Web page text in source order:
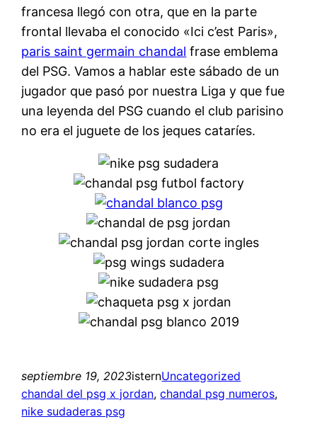
francesa llegó con otra, que en la parte
frontal llevaba el conocido «Ici c’est Paris»,
paris saint germain chandal frase emblema
del PSG. Vamos a hablar este sábado de un
jugador que pasó por nuestra Liga y que fue
una leyenda del PSG cuando el club parisino
no era el juguete de los jeques cataríes.
septiembre 19, 2023isternUncategorized
chandal del psg x jordan, chandal psg numeros
nike sudaderas psg